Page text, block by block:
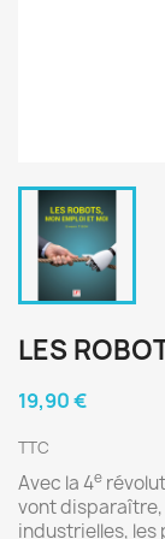
LES
19,90 €
TTC
Avec la 4e
vont
industrielles, les